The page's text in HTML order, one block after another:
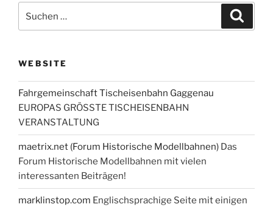
nach:
WEBSITE
Fahrgemeinschaft Tischeisenbahn Gaggenau
EUROPAS GRÖSSTE TISCHEISENBAHN
VERANSTALTUNG
maetrix.net (Forum Historische Modellbahnen) Das
Forum Historische Modellbahnen mit vielen
interessanten Beiträgen!
marklinstop.com Englischsprachige Seite mit einigen